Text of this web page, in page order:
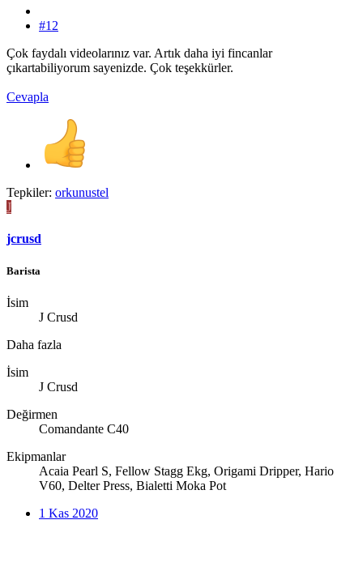
#12
Çok faydalı videolarınız var. Artık daha iyi fincanlar
çıkartabiliyorum sayenizde. Çok teşekkürler.
Cevapla
Tepkiler: orkunustel
J
jcrusd
Barista
İsim
J Crusd
Daha fazla
İsim
J Crusd
Değirmen
Comandante C40
Ekipmanlar
Acaia Pearl S, Fellow Stagg Ekg, Origami Dripper, Hario
V60, Delter Press, Bialetti Moka Pot
1 Kas 2020